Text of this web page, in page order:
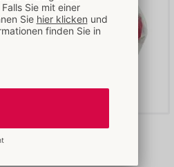
Addiction Silly Willy 12er